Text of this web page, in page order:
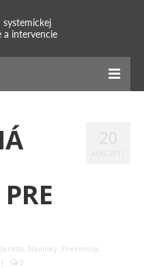
, Novinky, Prevencia,
| 0